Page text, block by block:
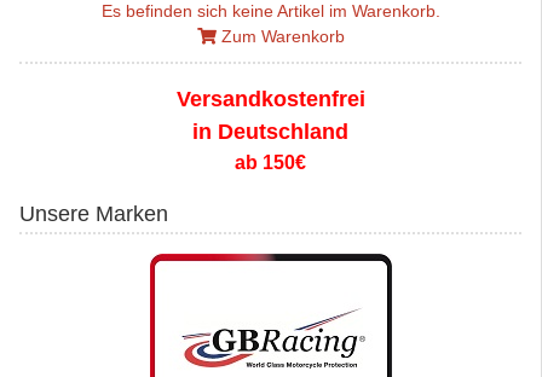
Es befinden sich keine Artikel im Warenkorb.
Zum Warenkorb
Versandkostenfrei
in Deutschland
ab 150€
Unsere Marken